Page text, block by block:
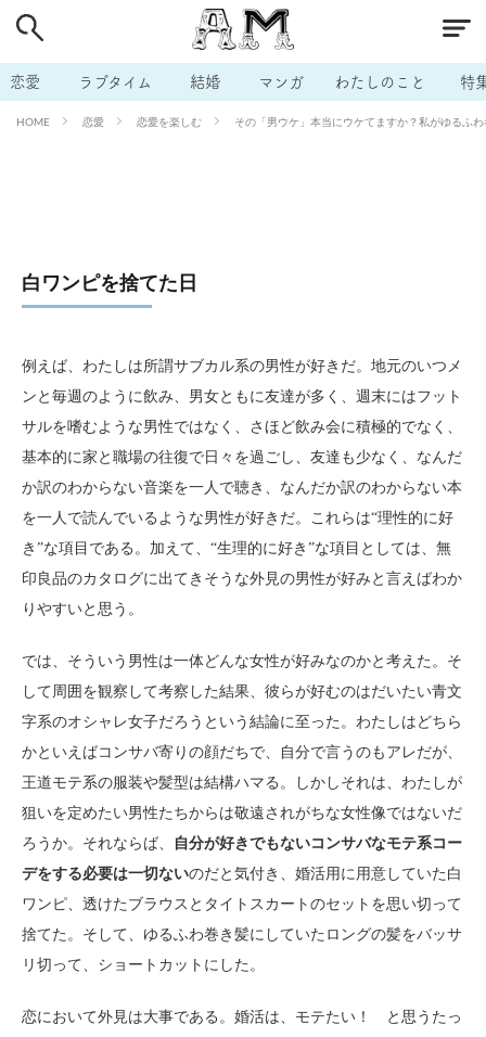
恋愛 ラブタイム 結婚 マンガ わたしのこと 特
HOME 恋愛 恋愛を楽しむ その「男ウケ」本当にウケてますか？私がゆるふ
白ワンピを捨てた日
例えば、わたしは所謂サブカル系の男性が好きだ。地元のいつメ
ンと毎週のように飲み、男女ともに友達が多く、週末にはフット
サルを嗜むような男性ではなく、さほど飲み会に積極的でなく、
基本的に家と職場の往復で日々を過ごし、友達も少なく、なんだ
か訳のわからない音楽を一人で聴き、なんだか訳のわからない本
を一人で読んでいるような男性が好きだ。これらは“理性的に好
き”な項目である。加えて、“生理的に好き”な項目としては、無
印良品のカタログに出てきそうな外見の男性が好みと言えばわか
りやすいと思う。
では、そういう男性は一体どんな女性が好みなのかと考えた。そ
して周囲を観察して考察した結果、彼らが好むのはだいたい青文
字系のオシャレ女子だろうという結論に至った。わたしはどちら
かといえばコンサバ寄りの顔だちで、自分で言うのもアレだが、
王道モテ系の服装や髪型は結構ハマる。しかしそれは、わたしが
狙いを定めたい男性たちからは敬遠されがちな女性像ではないだ
ろうか。それならば、
自分が好きでもないコンサバなモテ系コー
デをする必要は一切ないのだと気付き、婚活用に用意していた白
ワンピ、透けたブラウスとタイトスカートのセットを思い切って
捨てた。そして、ゆるふわ巻き髪にしていたロングの髪をバッサ
リ切って、ショートカットにした。
恋において外見は大事である。婚活は、モテたい！ と思うたっ
# 男の本音 # セフレ
# 不倫 # 出会う方法 # マッチングアプリ
# ラブグッズ # 体の相性 # イケない